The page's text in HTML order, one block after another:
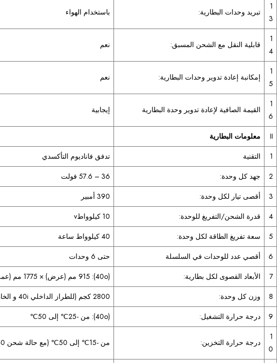
1
3
تبريد وحدات البطارية: باستخدام الهواء
1
4
قابلية النقل مع الشحن المسبق: نعم
1
5
إمكانبة إعادة تدوير وحدات البطارية: نعم
1
6
القيمة الصافية لإعادة تدوير وحدة البطارية إيجابية
II
معلومات البطارية
1
التقنية
تدفق فاناديوم التأكسدي
2
جهد كل وحدة:
36 – 57.6 فولت
3
أقصى تيار لكل وحدة:
390 أمبير
4
قدرة الشحن/التفريغ للوحدة:
10 كيلوواطv
5
سعة تفريغ الطاقة لكل وحدة:
40 كيلوواط ساعة
6
أقصي عدد للوحدات في السلسلة
حتى 6 وحدات
7
الأبعاد القصوى لكل بطارية:
(40o): ‎915 مم (عرض) × 1775 مم (عمق) × 2110 مم (ارتفاع)
8
وزن كل وحدة:
2800 كجم (للطراز الداخلي 40i و الخارجي 40o)
9
درجة حرارة التشغيل:
(40o): من -25℃ إلى 50℃
1
0
درجة حرارة التخزين: من -15℃ إلى 50℃ (مع حالة شحن 50%)